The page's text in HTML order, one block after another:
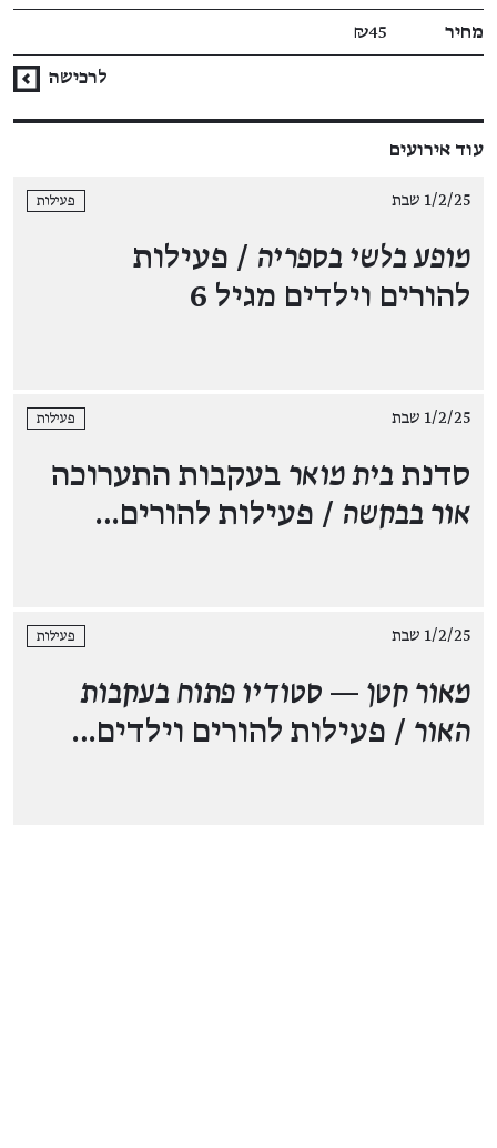
מחיר ₪45
לרכישה
עוד אירועים
1/2/25 שבת פעילות
מופע בלשי בספריה / פעילות
להורים וילדים מגיל 6
1/2/25 שבת פעילות
סדנת בית מואר בעקבות התערוכה
אור בבקשה / פעילות להורים…
1/2/25 שבת פעילות
מאור קטן — סטודיו פתוח בעקבות
האור / פעילות להורים וילדים…